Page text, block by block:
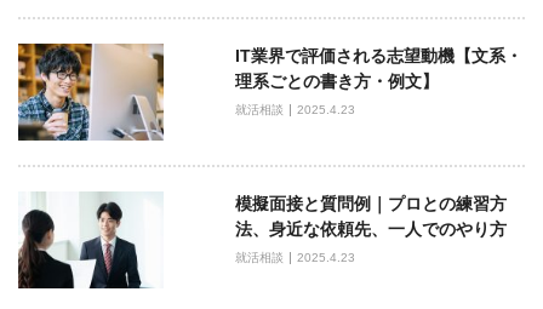
IT業界で評価される志望動機【文系・
理系ごとの書き方・例文】
就活相談 2025.4.23
模擬面接と質問例｜プロとの練習方
法、身近な依頼先、一人でのやり方
就活相談 2025.4.23